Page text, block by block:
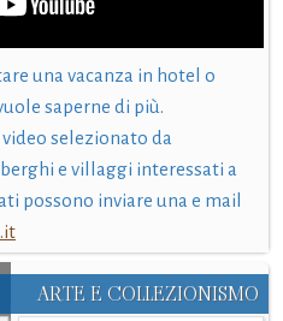
una vacanza in hotel o
saperne di più.
selezionato da
e villaggi interessati a
possono inviare una e mail
ARTE E COLLEZIONISMO